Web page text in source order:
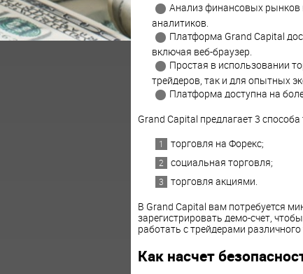
Анализ финансовых рынков
аналитиков.
Платформа Grand Capital
включая веб-браузер.
Простая в использовании
трейдеров, так и для опытных
Платформа доступна на
Grand Capital предлагает 3 способа
торговля на Форекс;
социальная торговля;
торговля акциями.
В Grand Capital вам потребуется
зарегистрировать демо-счет,
работать с трейдерами
Как насчет